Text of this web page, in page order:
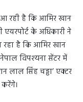
आ रही है कि आमिर खान
के अधिकारी ने
रहा है कि आमिर खान
विपश्यना सेंटर में
लाल सिंह चड्ढा’ एक्टर